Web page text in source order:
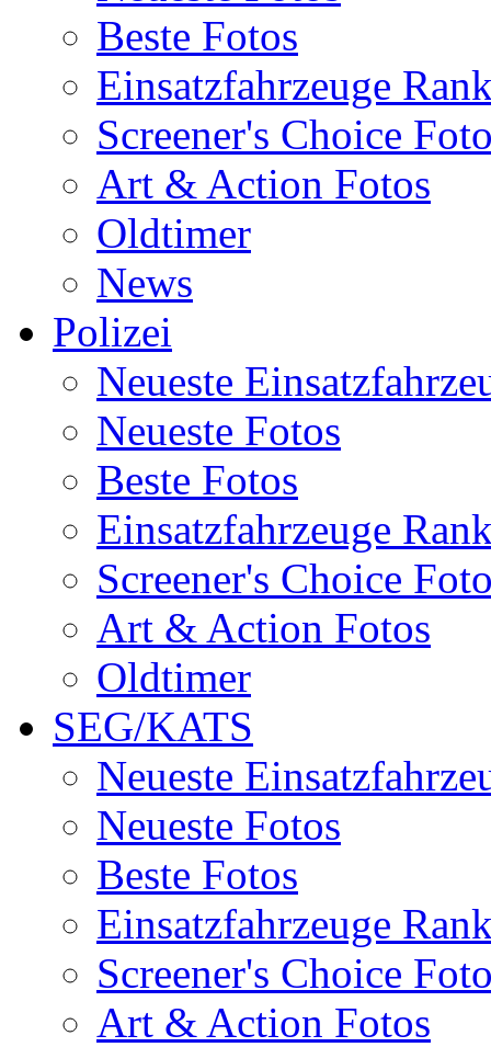
Beste Fotos
Einsatzfahrzeuge
Screener's Choice
Art & Action Fotos
Oldtimer
News
Polizei
Neueste
Neueste Fotos
Beste Fotos
Einsatzfahrzeuge
Screener's Choice
Art & Action Fotos
Oldtimer
SEG/KATS
Neueste
Neueste Fotos
Beste Fotos
Einsatzfahrzeuge
Screener's Choice
Art & Action Fotos